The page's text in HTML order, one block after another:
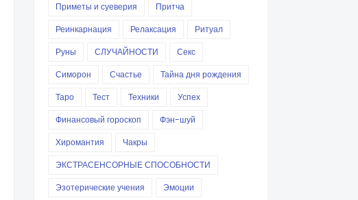
Приметы и суеверия
Притча
Реинкарнация
Релаксация
Ритуал
Руны
СЛУЧАЙНОСТИ
Секс
Симорон
Счастье
Тайна дня рождения
Таро
Тест Техники
Успех
Финансовый гороскоп
Фэн-шуй
Хиромантия
Чакры
ЭКСТРАСЕНСОРНЫЕ СПОСОБНОСТИ
Эзотерические учения
Эмоции